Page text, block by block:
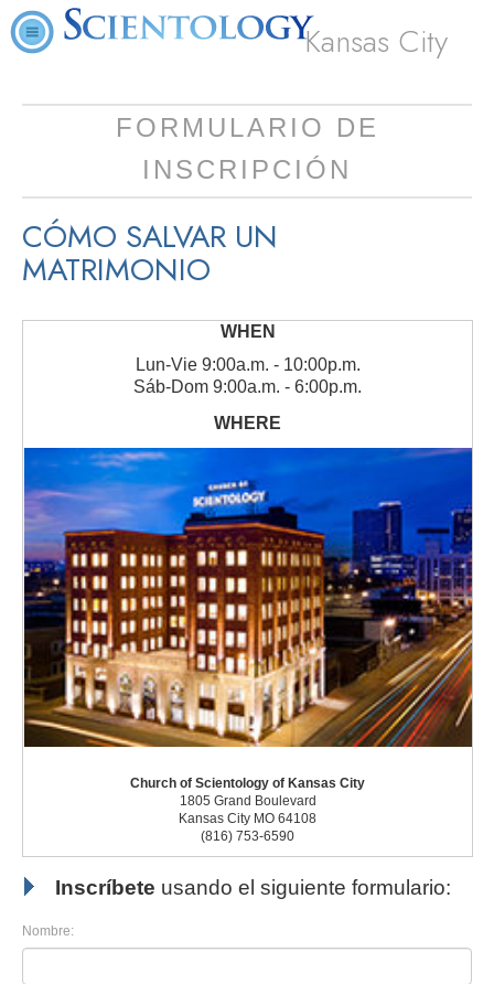
Kansas City
FORMULARIO DE
INSCRIPCIÓN
CÓMO SALVAR UN
MATRIMONIO
Lun-Vie 9:00a.m. - 10:00p.m.
Sáb-Dom 9:00a.m. - 6:00p.m.
Church of Scientology of Kansas City
1805 Grand Boulevard
Kansas City MO 64108
(816) 753-6590
Inscríbete usando el siguiente formulario:
Nombre: